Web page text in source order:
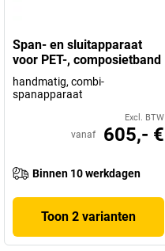
Span- en sluitapparaat
voor PET-, composietband
handmatig, combi-
spanapparaat
Excl. BTW
vanaf 605,- €
Binnen 10 werkdagen
Toon 2 varianten